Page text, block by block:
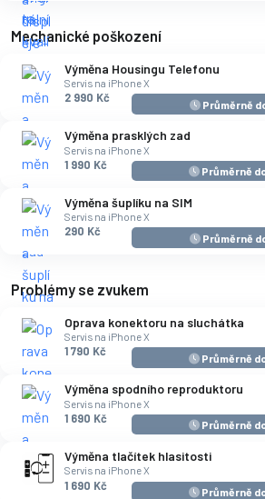
Mechanické poškození
Výměna Housingu Telefonu
Servis na iPhone X
2 990 Kč
Průměrně
Výměna prasklých zad
Servis na iPhone X
1 990 Kč
Průměrně
Výměna šuplíku na SIM
Servis na iPhone X
290 Kč
Průměrně
Problémy se zvukem
Oprava konektoru na sluchátka
Servis na iPhone X
1 790 Kč
Průměrně
Výměna spodního reproduktoru
Servis na iPhone X
1 690 Kč
Průměrně
Výměna tlačítek hlasitosti
Servis na iPhone X
1 690 Kč
Průměrně